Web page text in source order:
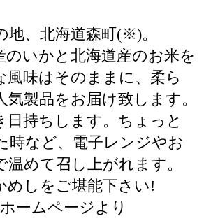
地、北海道森町(※)。
のいかと北海道産のお米を
風味はそのままに、柔ら
製品をお届け致します。
日持ちします。ちょっと
時など、電子レンジやお
めて召し上がれます。
めしをご堪能下さい!
ームページより